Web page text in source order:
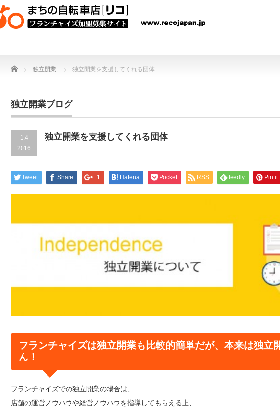
Home 独立開業 独立開業を支援してくれる団体
独立開業ブログ
1.4
2016
独立開業を支援してくれる団体
Tweet Share +1 Hatena Pocket RSS feedly Pin it
フランチャイズは独立開業も比較的簡単だが、本来は独立
ん！
フランチャイズでの独立開業の場合は、
店舗の運営ノウハウや経営ノウハウを指導してもらえる上、